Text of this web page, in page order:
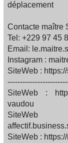
déplacement
Contacte maître
Tel: +229 97 45
Email:
Instagram :
SiteWeb :
SiteWeb :
vaudou
SiteWeb :
SiteWeb :